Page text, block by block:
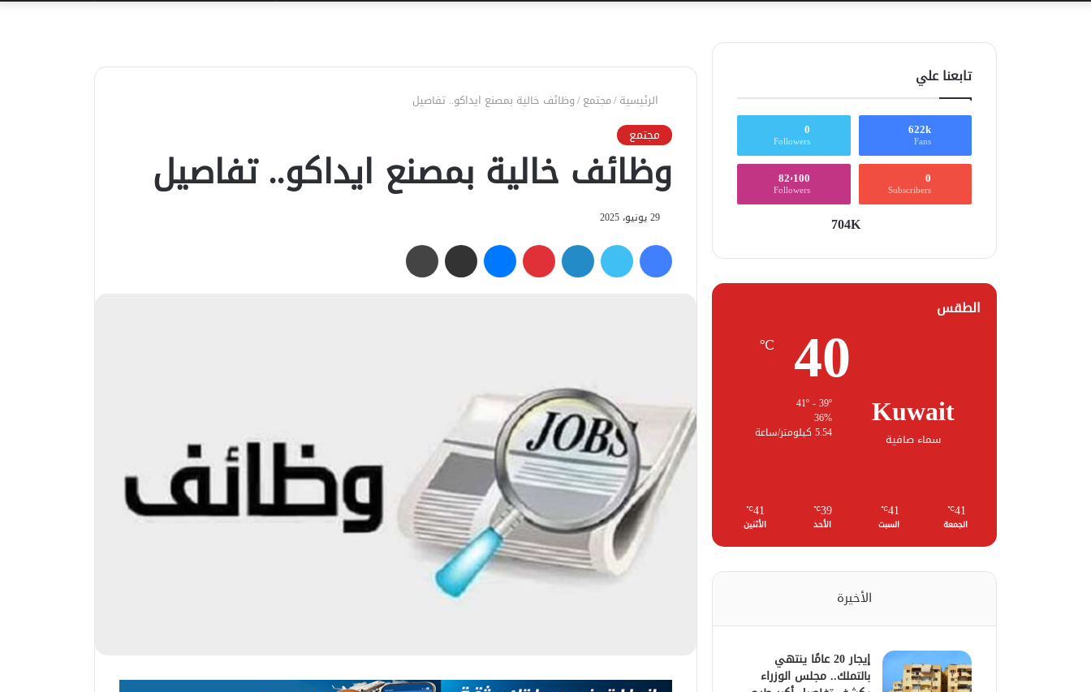
الرئيسية/مجتمع/وظائف خالية بمصنع ايداكو.. تفاصيل
مجتمع
وظائف خالية بمصنع ايداكو.. تفاصيل
29 يونيو، 2025
فيسبوك تويتر لينكدإن بينتيريست ماسنجر مشاركة عبر البريد
تابعنا علي
622k
Fans
0
Followers
0
Subscribers
82٬100
Followers
704K
الطقس
Kuwait
سماء صافية
40
℃
41º - 39º
36%
5.54 كيلومتر/ساعة
41
℃
الجمعة
41
℃
السبت
39
℃
الأحد
41
℃
الأثنين
الأخيرة
إيجار 20 عامًا ينتهي
بالتملك.. مجلس الوزراء